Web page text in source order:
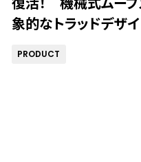
象的なトラッドデザ
PRODUCT